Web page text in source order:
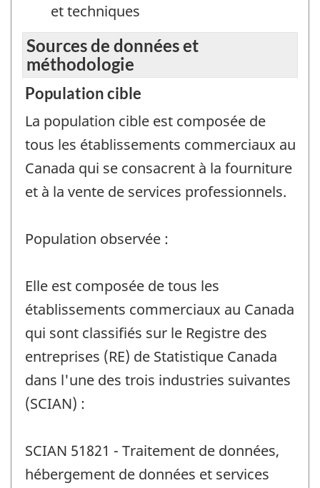
et techniques
Sources de données et
méthodologie
Population cible
La population cible est composée de
tous les établissements commerciaux au
Canada qui se consacrent à la fourniture
et à la vente de services professionnels.
Population observée :
Elle est composée de tous les
établissements commerciaux au Canada
qui sont classifiés sur le Registre des
entreprises (RE) de Statistique Canada
dans l'une des trois industries suivantes
(SCIAN) :
SCIAN 51821 - Traitement de données,
hébergement de données et services